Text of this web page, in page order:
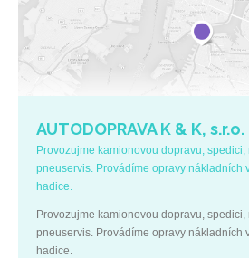
AUTODOPRAVA K & K, s.r.o.
Provozujme kamionovou dopravu, spedici,
pneuservis. Provádíme opravy nákladních
hadice.
Provozujme kamionovou dopravu, spedici,
pneuservis. Provádíme opravy nákladních
hadice.